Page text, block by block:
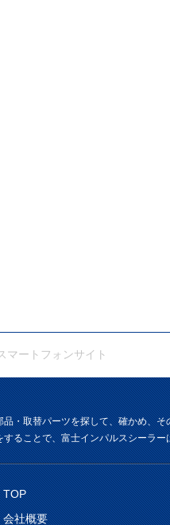
マートフォンサイト
・取替パーツを探して、確かめ、
ることで、富士インパルスシーラ
TOP
会社概要